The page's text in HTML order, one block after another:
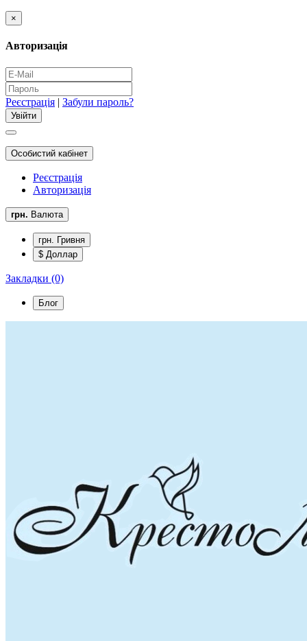
×
Авторизація
Реєстрація | Забули пароль?
Особистий кабінет
Реєстрація
Авторизація
грн. Валюта
грн. Гривня
$ Доллар
Закладки (0)
Блог